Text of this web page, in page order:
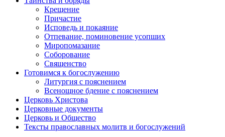
Крещение
Причастие
Исповедь и покаяние
Отпевание, поминовение усопших
Миропомазание
Соборование
Священство
Готовимся к богослужению
Литургия с пояснением
Всенощное бдение с пояснением
Церковь Христова
Церковные документы
Церковь и Общество
Тексты православных молитв и богослужений